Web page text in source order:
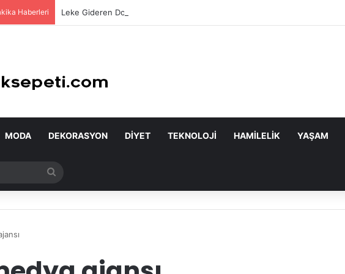
Haberleri Leke Gideren Doğal Maskeler Nasıl Yapılır?
MODA DEKORASYON DIYET TEKNOLOJI HAMILELIK YAŞAM
yap